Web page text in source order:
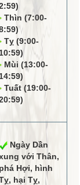
Thìn (7:00-
Tỵ (9:00-
10:59)
Mùi (13:00-
14:59)
Tuất (19:00-
Ngày Dần
với Thân,
pháHợi, hình
hại Tỵ,